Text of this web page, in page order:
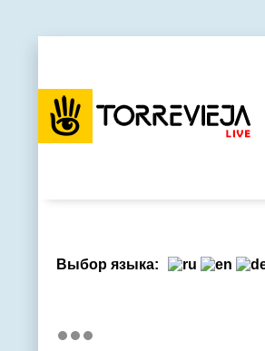
Выбор языка: